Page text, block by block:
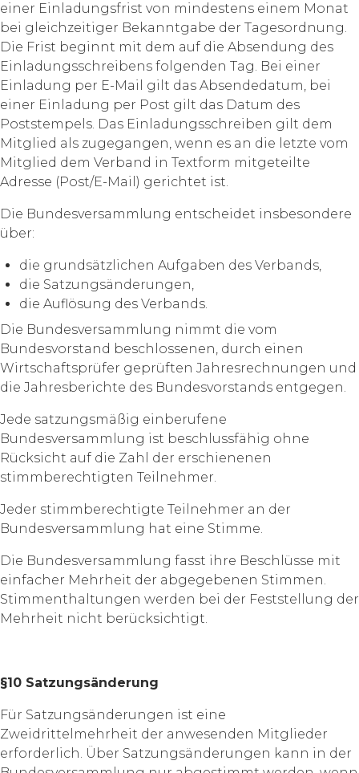
einer Einladungsfrist von mindestens einem Monat
bei gleichzeitiger Bekanntgabe der Tagesordnung.
Die Frist beginnt mit dem auf die Absendung des
Einladungsschreibens folgenden Tag. Bei einer
Einladung per E-Mail gilt das Absendedatum, bei
einer Einladung per Post gilt das Datum des
Poststempels. Das Einladungsschreiben gilt dem
Mitglied als zugegangen, wenn es an die letzte vom
Mitglied dem Verband in Textform mitgeteilte
Adresse (Post/E-Mail) gerichtet ist.
Die Bundesversammlung entscheidet insbesondere
über:
die grundsätzlichen Aufgaben des Verbands,
die Satzungsänderungen,
die Auflösung des Verbands.
Die Bundesversammlung nimmt die vom
Bundesvorstand beschlossenen, durch einen
Wirtschaftsprüfer geprüften Jahresrechnungen und
die Jahresberichte des Bundesvorstands entgegen.
Jede satzungsmäßig einberufene
Bundesversammlung ist beschlussfähig ohne
Rücksicht auf die Zahl der erschienenen
stimmberechtigten Teilnehmer.
Jeder stimmberechtigte Teilnehmer an der
Bundesversammlung hat eine Stimme.
Die Bundesversammlung fasst ihre Beschlüsse mit
einfacher Mehrheit der abgegebenen Stimmen.
Stimmenthaltungen werden bei der Feststellung der
Mehrheit nicht berücksichtigt.
§10 Satzungsänderung
Für Satzungsänderungen ist eine
Zweidrittelmehrheit der anwesenden Mitglieder
erforderlich. Über Satzungsänderungen kann in der